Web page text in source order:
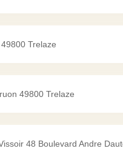
49800 Trelaze
49800 Trelaze
48 Boulevard Andre